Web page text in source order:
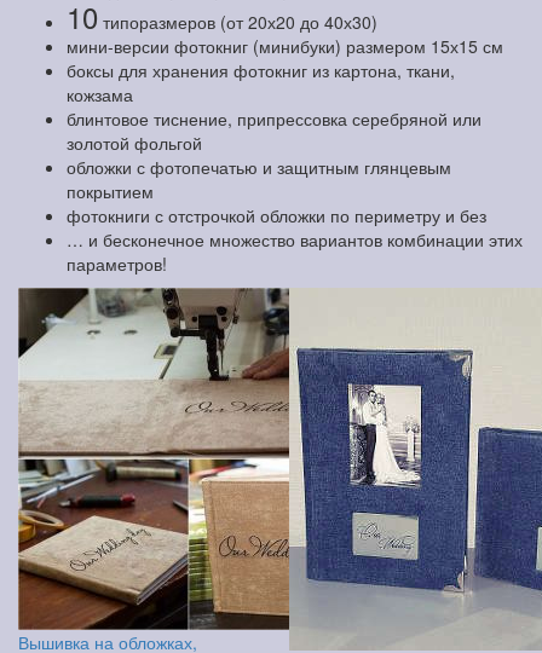
10 типоразмеров (от 20х20 до 40х30)
мини-версии фотокниг (минибуки) размером 15х15 см
боксы для хранения фотокниг из картона, ткани,
кожзама
блинтовое тиснение, припрессовка серебряной или
золотой фольгой
обложки с фотопечатью и защитным глянцевым
покрытием
фотокниги с отстрочкой обложки по периметру и без
… и бесконечное множество вариантов комбинации этих
параметров!
Вышивка на обложках,